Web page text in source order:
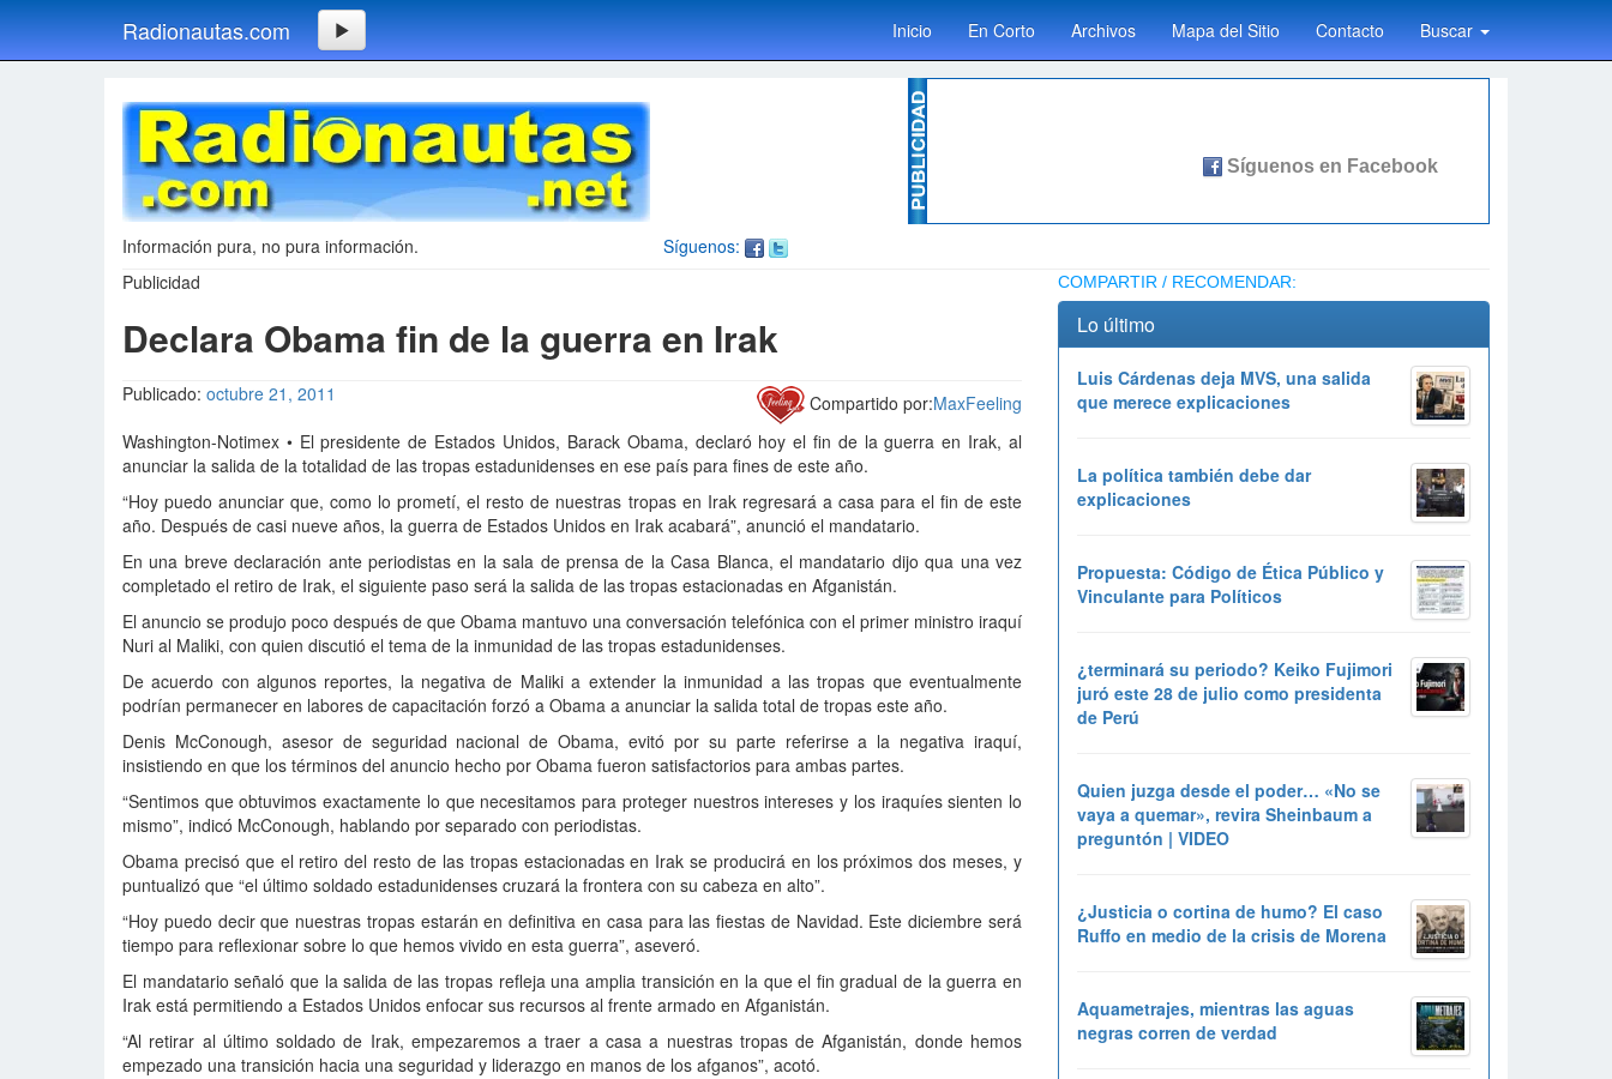
Radionautas.com Inicio En Corto Archivos Mapa del Sitio Contacto Buscar
Síguenos:
Información pura, no pura información.
Publicidad
Declara Obama fin de la guerra en Irak
Publicado: octubre 21, 2011 Compartido por:MaxFeeling
Washington-Notimex • El presidente de Estados Unidos, Barack Obama, declaró hoy el fin de la guerra en Irak, al
anunciar la salida de la totalidad de las tropas estadunidenses en ese país para fines de este año.
“Hoy puedo anunciar que, como lo prometí, el resto de nuestras tropas en Irak regresará a casa para el fin de este
año. Después de casi nueve años, la guerra de Estados Unidos en Irak acabará”, anunció el mandatario.
En una breve declaración ante periodistas en la sala de prensa de la Casa Blanca, el mandatario dijo qua una vez
completado el retiro de Irak, el siguiente paso será la salida de las tropas estacionadas en Afganistán.
El anuncio se produjo poco después de que Obama mantuvo una conversación telefónica con el primer ministro iraquí
Nuri al Maliki, con quien discutió el tema de la inmunidad de las tropas estadunidenses.
De acuerdo con algunos reportes, la negativa de Maliki a extender la inmunidad a las tropas que eventualmente
podrían permanecer en labores de capacitación forzó a Obama a anunciar la salida total de tropas este año.
Denis McConough, asesor de seguridad nacional de Obama, evitó por su parte referirse a la negativa iraquí,
insistiendo en que los términos del anuncio hecho por Obama fueron satisfactorios para ambas partes.
“Sentimos que obtuvimos exactamente lo que necesitamos para proteger nuestros intereses y los iraquíes sienten lo
mismo”, indicó McConough, hablando por separado con periodistas.
Obama precisó que el retiro del resto de las tropas estacionadas en Irak se producirá en los próximos dos meses, y
puntualizó que “el último soldado estadunidenses cruzará la frontera con su cabeza en alto”.
“Hoy puedo decir que nuestras tropas estarán en definitiva en casa para las fiestas de Navidad. Este diciembre será
tiempo para reflexionar sobre lo que hemos vivido en esta guerra”, aseveró.
El mandatario señaló que la salida de las tropas refleja una amplia transición en la que el fin gradual de la guerra en
Irak está permitiendo a Estados Unidos enfocar sus recursos al frente armado en Afganistán.
“Al retirar al último soldado de Irak, empezaremos a traer a casa a nuestras tropas de Afganistán, donde hemos
empezado una transición hacia una seguridad y liderazgo en manos de los afganos”, acotó.
COMPARTIR / RECOMENDAR:
Lo último
Luis Cárdenas deja MVS, una salida
que merece explicaciones
La política también debe dar
explicaciones
Propuesta: Código de Ética Público y
Vinculante para Políticos
¿terminará su periodo? Keiko Fujimori
juró este 28 de julio como presidenta
de Perú
Quien juzga desde el poder… «No se
vaya a quemar», revira Sheinbaum a
preguntón | VIDEO
¿Justicia o cortina de humo? El caso
Ruffo en medio de la crisis de Morena
Aquametrajes, mientras las aguas
negras corren de verdad